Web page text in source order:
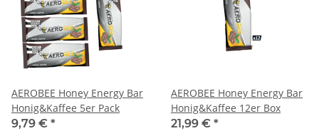
AEROBEE Honey Energy Bar
Honig&Kaffee 5er Pack
9,79 € *
AEROBEE Honey Energy Bar
Honig&Kaffee 12er Box
21,99 € *